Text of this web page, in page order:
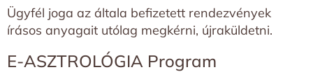
Ügyfél joga az általa befizetett rendezvények
írásos anyagait utólag megkérni, újraküldetni.
E-ASZTROLÓGIA Program